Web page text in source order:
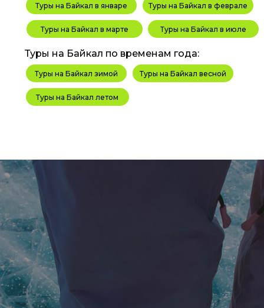
Туры на Байкал в марте Туры на Байкал в июле
Туры на Байкал в феврале
Туры на Байкал в январе
Туры на Байкал зимой Туры на Байкал весной
Туры на Байкал летом
Туры на Байкал по временам года:
Информация размещенная на сайте носит